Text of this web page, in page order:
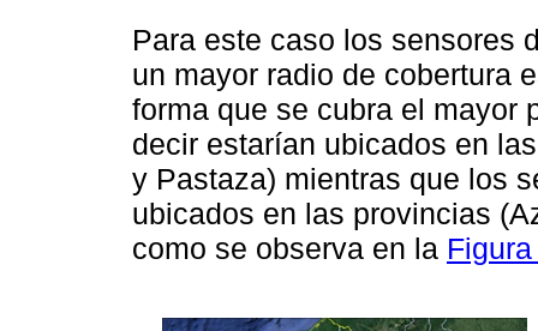
Para este caso los sensores
un mayor radio de cobertura
forma que se cubra el mayor
decir estarían ubicados en
y Pastaza) mientras que los
ubicados en las provincias
como se observa en la